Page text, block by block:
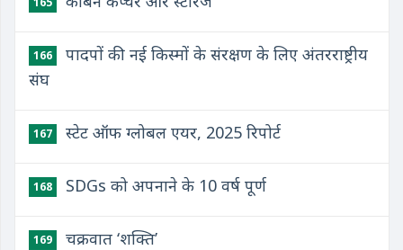
166
पादपों की नई किस्मों के संरक्षण के लिए अंतरराष्ट्रीय
संघ
167 स्टेट ऑफ ग्लोबल एयर, 2025 रिपोर्ट
168 SDGs को अपनाने के 10 वर्ष पूर्ण
169 चक्रवात ‘शक्ति’